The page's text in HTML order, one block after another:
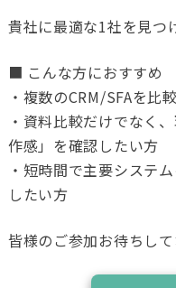
貴社に最適な1社を見つ
■ こんな方におすすめ
・複数のCRM/SFAを比
・資料比較だけでなく
作感」を確認したい方
・短時間で主要システ
したい方
皆様のご参加お待ちして